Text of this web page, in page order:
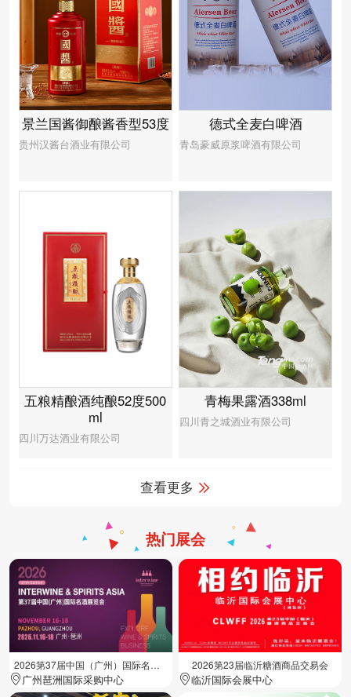
景兰国酱御酿酱香型53度
贵州汉酱台酒业有限公司
德式全麦白啤酒
青岛豪威原浆啤酒有限公司
五粮精酿酒纯酿52度500
ml
四川万达酒业有限公司
青梅果露酒338ml
四川青之城酒业有限公司
查看更多
热门展会
2026第37届中国（广州）国际名酒展览会
广州琶洲国际采购中心
2026第23届临沂糖酒商品交易会
临沂国际会展中心